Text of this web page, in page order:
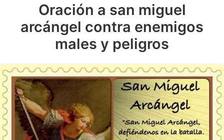
Oración a san miguel
arcángel contra enemigos
males y peligros